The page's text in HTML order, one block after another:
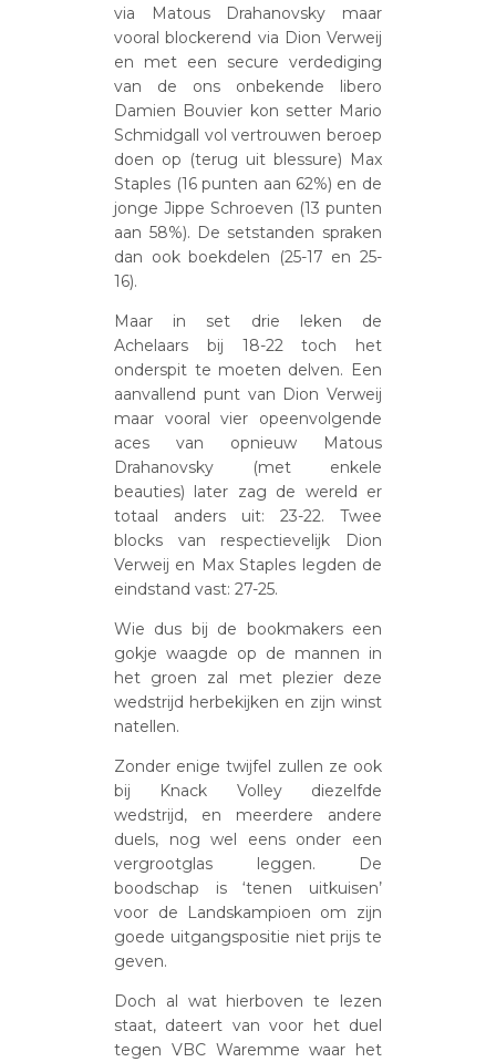
via Matous Drahanovsky maar
vooral blockerend via Dion Verweij
en met een secure verdediging
van de ons onbekende libero
Damien Bouvier kon setter Mario
Schmidgall vol vertrouwen beroep
doen op (terug uit blessure) Max
Staples (16 punten aan 62%) en de
jonge Jippe Schroeven (13 punten
aan 58%). De setstanden spraken
dan ook boekdelen (25-17 en 25-
16).
Maar in set drie leken de
Achelaars bij 18-22 toch het
onderspit te moeten delven. Een
aanvallend punt van Dion Verweij
maar vooral vier opeenvolgende
aces van opnieuw Matous
Drahanovsky (met enkele
beauties) later zag de wereld er
totaal anders uit: 23-22. Twee
blocks van respectievelijk Dion
Verweij en Max Staples legden de
eindstand vast: 27-25.
Wie dus bij de bookmakers een
gokje waagde op de mannen in
het groen zal met plezier deze
wedstrijd herbekijken en zijn winst
natellen.
Zonder enige twijfel zullen ze ook
bij Knack Volley diezelfde
wedstrijd, en meerdere andere
duels, nog wel eens onder een
vergrootglas leggen. De
boodschap is ‘tenen uitkuisen’
voor de Landskampioen om zijn
goede uitgangspositie niet prijs te
geven.
Doch al wat hierboven te lezen
staat, dateert van voor het duel
tegen VBC Waremme waar het